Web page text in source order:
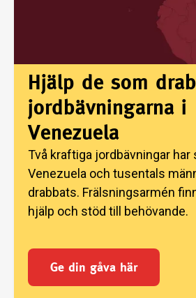
Hjälp de som
jordbävningarna i
Venezuela
Två kraftiga jordbävningar har
Venezuela och tusentals
drabbats. Frälsningsarmén
hjälp och stöd till behövande.
Ge din gåva här